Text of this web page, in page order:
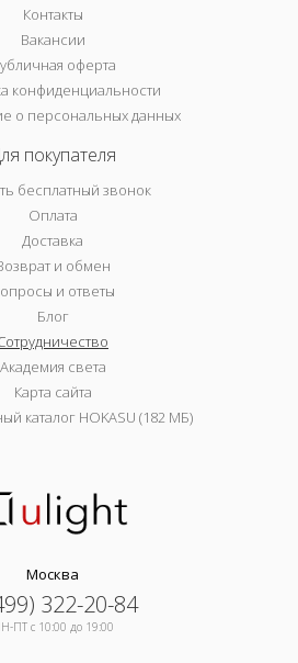
Контакты
Вакансии
оферта
конфиденциальности
о персональных данных
покупателя
бесплатный звонок
Оплата
Доставка
и обмен
и ответы
Блог
Академия света
Карта сайта
каталог HOKASU (182 МБ)
Москва
322-20-84
ПТ c 10:00 до 19:00